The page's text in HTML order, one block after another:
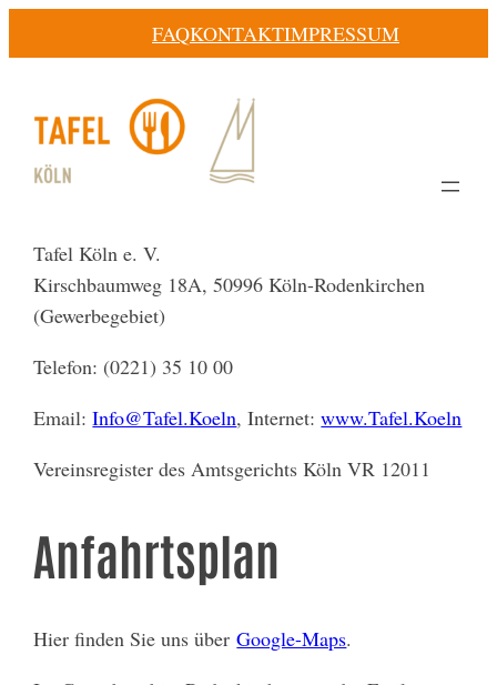
Inhalt
FAQKONTAKTIMPRESSUM
Tafel Köln e. V.
Kirschbaumweg 18A, 50996 Köln-Rodenkirchen
(Gewerbegebiet)
Telefon: (0221) 35 10 00
Email:Info@Tafel.Koeln, Internet:www.Tafel.Koeln
Vereinsregister des Amtsgerichts Köln VR 12011
Anfahrtsplan
Hier finden Sie uns überGoogle-Maps.